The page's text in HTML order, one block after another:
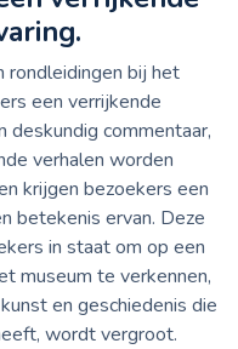
rondleidingen bij het
een verrijkende
deskundig commentaar,
verhalen worden
krijgen bezoekers een
betekenis ervan. Deze
in staat om op een
museum te verkennen,
en geschiedenis die
wordt vergroot.